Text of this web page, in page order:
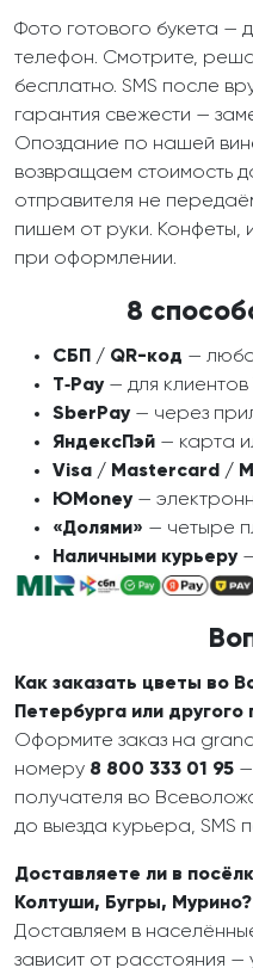
Фото готового букета —
телефон. Смотрите,
бесплатно. SMS после
гарантия свежести —
Опоздание по нашей
возвращаем стоимость
отправителя не
пишем от руки.
при оформлении.
8
СБП / QR-код —
T‑Pay— для
SberPay— через
ЯндексПэй — карта
Visa / Mastercard /
ЮMoney—
«Долями» — четыре
Наличными курьеру—
Как заказать цветы во
Петербурга или другого
Оформите заказ на
номеру 8 800 333 01 95
получателя во
до выезда курьера, SMS
Доставляете ли в
Колтуши, Бугры, Мурино?
Доставляем в
зависит от расстояния